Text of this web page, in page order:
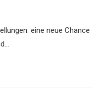
eine neue Chance